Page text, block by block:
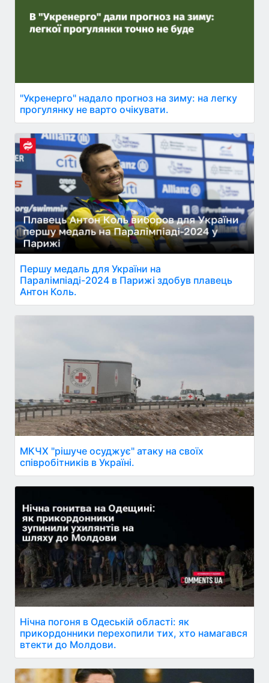
"Укренерго" надало прогноз на зиму: на легку
прогулянку не варто очікувати.
Першу медаль для України на
Паралімпіаді-2024 в Парижі здобув плавець
Антон Коль.
МКЧХ "рішуче осуджує" атаку на своїх
співробітників в Україні.
Нічна погоня в Одеській області: як
прикордонники перехопили тих, хто намагався
втекти до Молдови.